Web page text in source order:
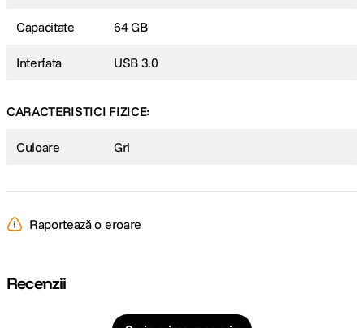
Capacitate 64 GB
Interfata USB 3.0
CARACTERISTICI FIZICE:
Culoare Gri
Raportează o eroare
Recenzii